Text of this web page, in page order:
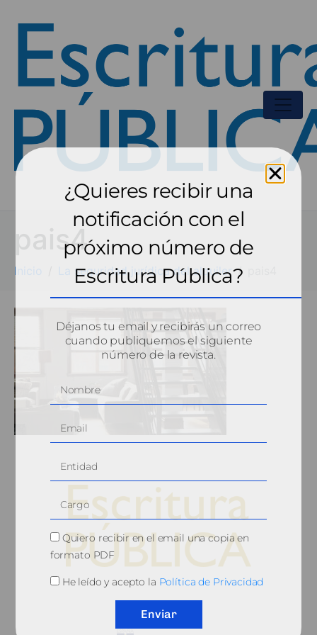
pais4
Inicio La seguridad jurídica del alquiler
© 2010, Consejo General del Notariado
¿Quieres recibir una
notificación con el
próximo número de
Escritura Pública?
Déjanos tu email y recibirás un correo
cuando publiquemos el siguiente
número de la revista.
Quiero recibir en el email una copia en
formato PDF
He leído y acepto la Política de Privacidad
Enviar